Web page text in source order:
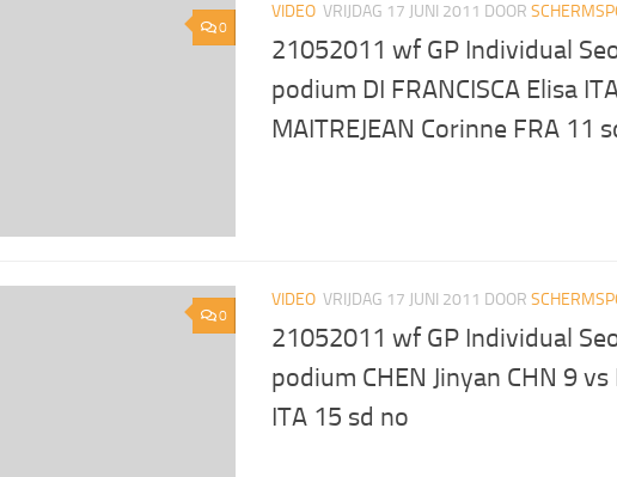
0
VIDEO VRIJDAG 17 JUNI 2011 DOOR
21052011 wf GP Individual
podium DI FRANCISCA Elisa
MAITREJEAN Corinne FRA 11
0
VIDEO VRIJDAG 17 JUNI 2011 DOOR
21052011 wf GP Individual
podium CHEN Jinyan CHN 9 vs
ITA 15 sd no